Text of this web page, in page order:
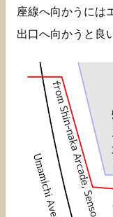
座線へ向かうには
出口へ向かうと良